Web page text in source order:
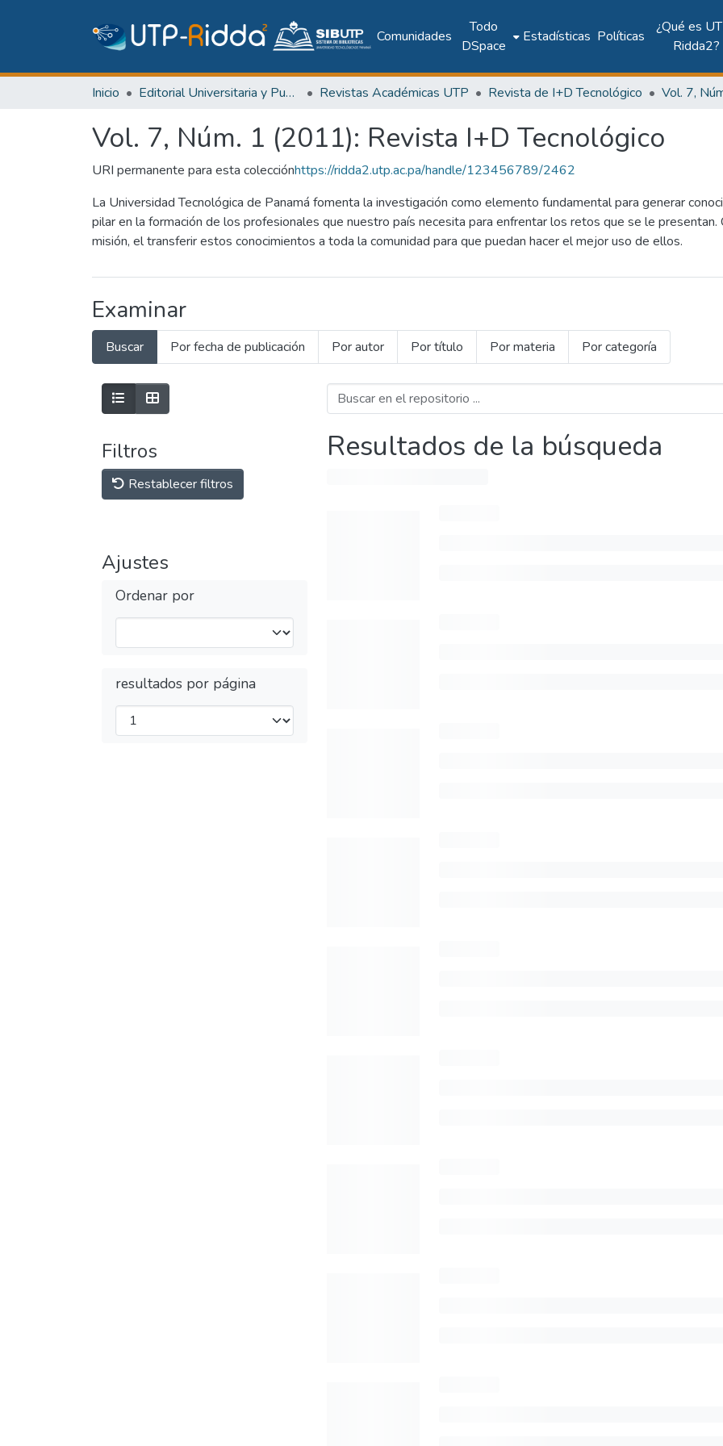
Comunidades
Todo
DSpace
Estadísticas Políticas
¿Qué es
Ridda2?
Inicio Editorial Universitaria y Publicaciones Seriadas Revistas Académicas UTP Revista de I+D Tecnológico
Vol. 7, Núm. 1 (2011): Revista I+D Tecnológico
URI permanente para esta colecciónhttps://ridda2.utp.ac.pa/handle/123456789/2462
La Universidad Tecnológica de Panamá fomenta la investigación como elemento fundamental para generar
pilar en la formación de los profesionales que nuestro país necesita para enfrentar los retos que se le
misión, el transferir estos conocimientos a toda la comunidad para que puedan hacer el mejor uso de ellos.
Examinar
Buscar Por fecha de publicación Por autor Por título Por materia Por categoría
Filtros
Restablecer filtros
Ajustes
Ordenar por
resultados por página
Resultados de la búsqueda